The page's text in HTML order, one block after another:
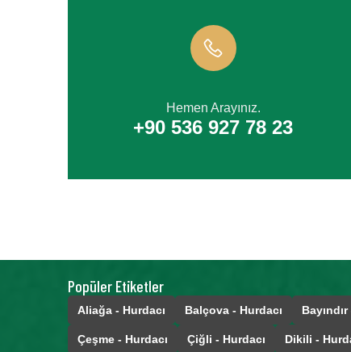
Hemen Arayınız.
+90 536 927 78 23
Popüler Etiketler
Aliağa - Hurdacı Balçova - Hurdacı
Çeşme - Hurdacı Çiğli - Hurdacı Dikili -